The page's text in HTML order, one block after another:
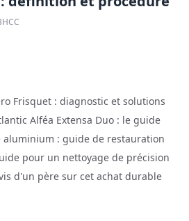
Frisquet : diagnostic et solutions
Alféa Extensa Duo : le guide
aluminium : guide de restauration
pour un nettoyage de précision
d'un père sur cet achat durable